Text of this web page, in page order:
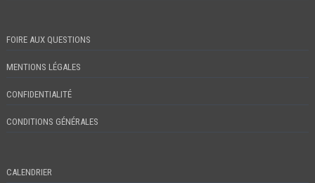
FOIRE AUX QUESTIONS
MENTIONS LÉGALES
CONFIDENTIALITÉ
CONDITIONS GÉNÉRALES
CALENDRIER